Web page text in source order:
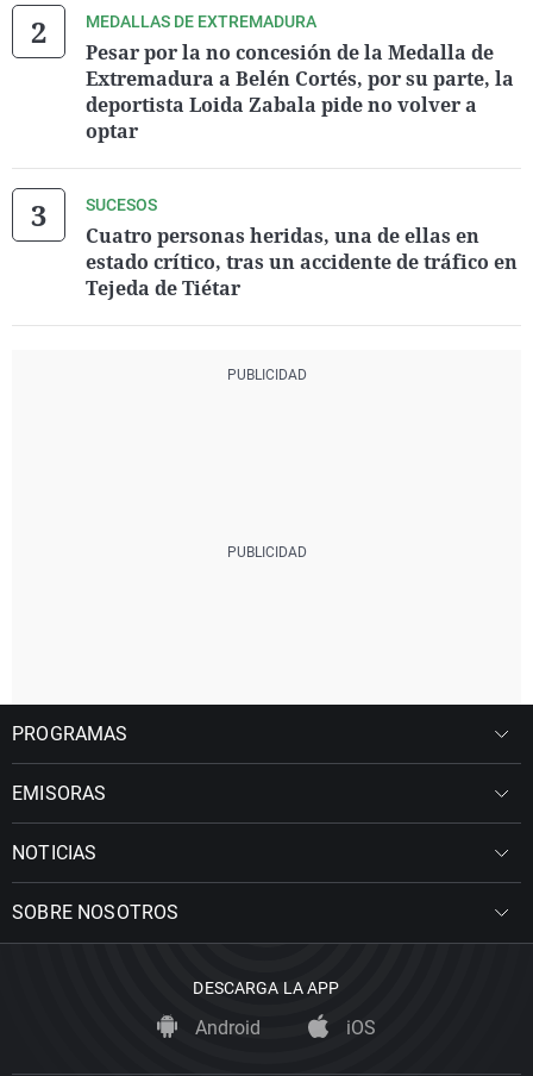
MEDALLAS DE EXTREMADURA
Pesar por la no concesión de la Medalla de
Extremadura a Belén Cortés, por su parte, la
deportista Loida Zabala pide no volver a
optar
SUCESOS
Cuatro personas heridas, una de ellas en
estado crítico, tras un accidente de tráfico en
Tejeda de Tiétar
PROGRAMAS
EMISORAS
NOTICIAS
SOBRE NOSOTROS
DESCARGA LA APP
Android iOS